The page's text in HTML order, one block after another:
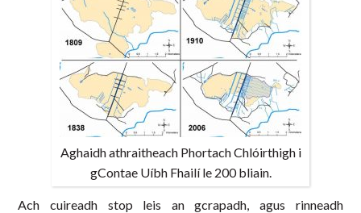
Aghaidh athraitheach Phortach Chlóirthigh i
gContae Uíbh Fhailí le 200 bliain.
Ach cuireadh stop leis an gcrapadh, agus rinneadh